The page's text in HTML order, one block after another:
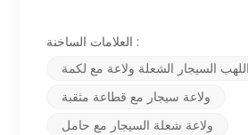
العلامات الساخنة :
اللهب السيجار الشعلة ولاعة مع لكمة
ولاعة سيجار مع قطاعة مثقبة
ولاعة شعلة السيجار مع حامل